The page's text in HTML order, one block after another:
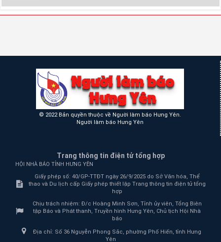
© 2022 Bản quyền thuộc về Người làm báo Hưng Yên.
Người làm báo Hưng Yên
Trang thông tin điện tử tổng hợp
HỘI NHÀ BÁO TỈNH HƯNG YÊN
Giấy phép số: 40/GP-TTĐT ngày 26/9/2025 do Sở Văn hóa, Thể
thao và Du lịch cấp Giấy phép thiết lập Trang thông tin điện tử tổng
hợp
Chịu trách nhiệm: Đ/c Hoàng Minh Sơn, Tỉnh ủy viên, Tổng Biên
tập Báo và Phát thanh, Truyền hình Hưng Yên, Chủ tịch Hội Nhà
báo
Địa chỉ: Số 36 Nguyễn Phong Sắc, phường Phố Hiến, tỉnh Hưng
Yên